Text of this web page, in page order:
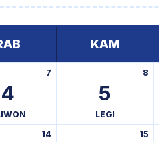
KAM
4
7
5
8
LEGI
14 15